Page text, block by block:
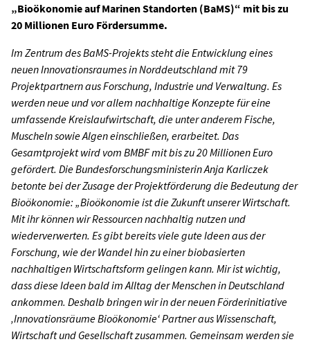
„Bioökonomie auf Marinen Standorten (BaMS)“ mit bis zu
20 Millionen Euro Fördersumme.
Im Zentrum des BaMS-Projekts steht die Entwicklung eines
neuen Innovationsraumes in Norddeutschland mit 79
Projektpartnern aus Forschung, Industrie und Verwaltung. Es
werden neue und vor allem nachhaltige Konzepte für eine
umfassende Kreislaufwirtschaft, die unter anderem Fische,
Muscheln sowie Algen einschließen, erarbeitet. Das
Gesamtprojekt wird vom BMBF mit bis zu 20 Millionen Euro
gefördert. Die Bundesforschungsministerin Anja Karliczek
betonte bei der Zusage der Projektförderung die Bedeutung der
Bioökonomie: „Bioökonomie ist die Zukunft unserer Wirtschaft.
Mit ihr können wir Ressourcen nachhaltig nutzen und
wiederverwerten. Es gibt bereits viele gute Ideen aus der
Forschung, wie der Wandel hin zu einer biobasierten
nachhaltigen Wirtschaftsform gelingen kann. Mir ist wichtig,
dass diese Ideen bald im Alltag der Menschen in Deutschland
ankommen. Deshalb bringen wir in der neuen Förderinitiative
‚Innovationsräume Bioökonomie‘ Partner aus Wissenschaft,
Wirtschaft und Gesellschaft zusammen. Gemeinsam werden sie